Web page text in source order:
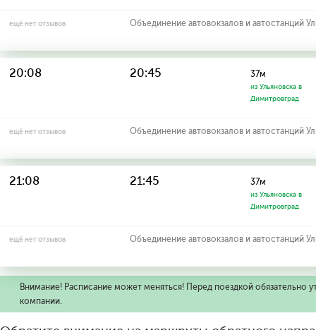
ещё нет отзывов Объединение автовокзалов и автостанций
20:08 20:45 37м
из Ульяновска в
Димитровград
ещё нет отзывов Объединение автовокзалов и автостанций
21:08 21:45 37м
из Ульяновска в
Димитровград
ещё нет отзывов Объединение автовокзалов и автостанций
Внимание! Расписание может меняться! Перед поездкой обязательно
компании.